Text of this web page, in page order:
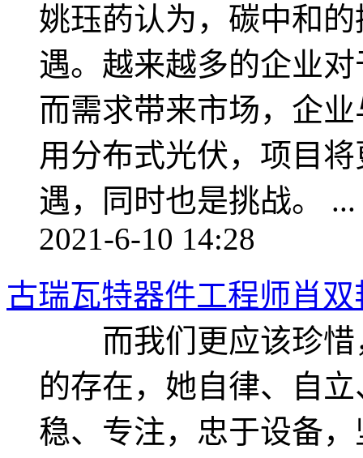
姚珏菂认为，碳中和
遇。越来越多的企业
而需求带来市场，企
用分布式光伏，项目
遇，同时也是挑战。 ...
2021-6-10 14:28
古瑞瓦特器件工程师肖
而我们更应该珍惜
的存在，她自律、自
稳、专注，忠于设备